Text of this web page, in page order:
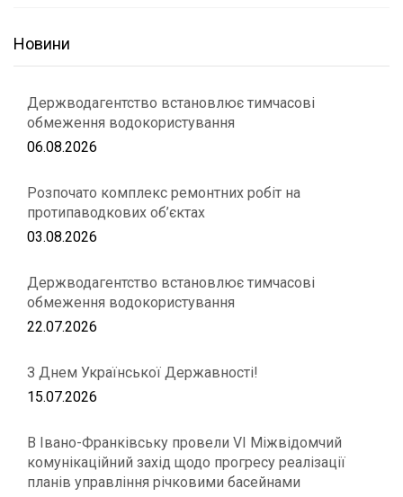
Новини
Держводагентство встановлює тимчасові
обмеження водокористування
06.08.2026
Розпочато комплекс ремонтних робіт на
протипаводкових об’єктах
03.08.2026
Держводагентство встановлює тимчасові
обмеження водокористування
22.07.2026
З Днем Української Державності!
15.07.2026
В Івано-Франківську провели VІ Міжвідомчий
комунікаційний захід щодо прогресу реалізації
планів управління річковими басейнами